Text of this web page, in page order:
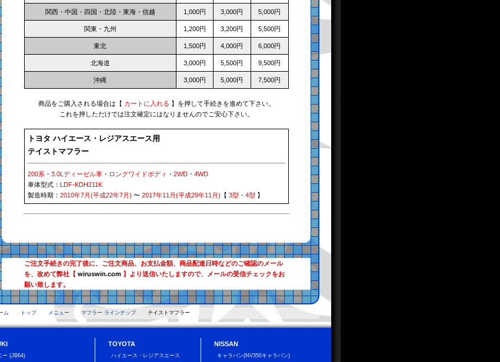
関西・中国・四国・北陸・東海・信越 1,000円 3,000円 5,000円
関東・九州 1,200円 3,200円 5,500円
東北 1,500円 4,000円 6,000円
北海道 3,000円 5,500円 9,500円
沖縄 3,000円 5,000円 7,500円
商品をご購入される場合は【 カートに入れる 】を押して手続きを進めて下さい。
これを押しただけでは注文確定にはなりませんのでご安心下さい。
トヨタ ハイエース・レジアスエース用
テイストマフラー
200系 ・ 3.0Lディーゼル車・ ロングワイドボディ ・ 2WD・ 4WD
車体型式： LDF-KDH211K
製造時期： 2010年7月(平成22年7月) 〜 2017年11月(平成29年11月) 【 3型 ・ 4型 】
ご注文手続きの完了後に、ご注文商品、お支払金額、商品配達日時などのご確認のメール
を、改めて弊社【 wiruswin.com】より送信いたしますので、メールの受信チェックをお
願い致します。
ム トップ メニュー マフラー ラインナップ テイストマフラー
ー (JB64)
TOYOTA
ハイエース・レジアスエース
NISSAN
キャラバン(NV350キャラバン)